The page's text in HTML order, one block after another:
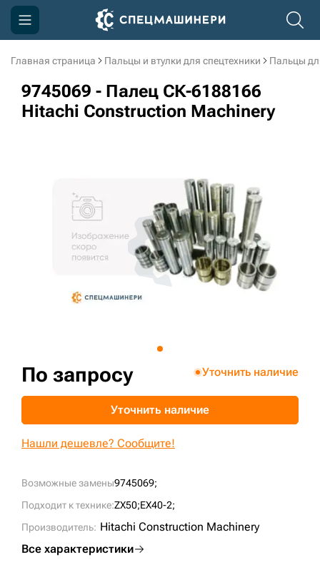
Главная страница Пальцы и втулки для спецтехники Пальцы
9745069 - Палец СК-6188166
Hitachi Construction Machinery
Возможные замены9745069;
Подходит к технике:ZX50;EX40-2;
Производитель: Hitachi Construction Machinery
Все характеристики
По запросу Уточнить наличие
Уточнить наличие
Нашли дешевле? Сообщите!
Компания
Акции
3D тур по производству
3D тур по складам
sksale@skdst.ru